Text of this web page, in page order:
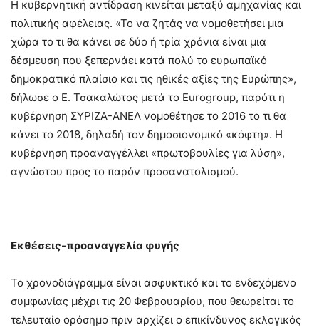
Η κυβερνητική αντίδραση κινείται μεταξύ αμηχανίας και
πολιτικής αφέλειας. «Το να ζητάς να νομοθετήσει μια
χώρα το τι θα κάνει σε δύο ή τρία χρόνια είναι μια
δέσμευση που ξεπερνάει κατά πολύ το ευρωπαϊκό
δημοκρατικό πλαίσιο και τις ηθικές αξίες της Ευρώπης»,
δήλωσε ο Ε. Τσακαλώτος μετά το Eurogroup, παρότι η
κυβέρνηση ΣΥΡΙΖΑ-ΑΝΕΛ νομοθέτησε το 2016 το τι θα
κάνει το 2018, δηλαδή τον δημοσιονομικό «κόφτη». Η
κυβέρνηση προαναγγέλλει «πρωτοβουλίες για λύση»,
αγνώστου προς το παρόν προσανατολισμού.
Εκθέσεις-προαναγγελία φυγής
Το χρονοδιάγραμμα είναι ασφυκτικό και το ενδεχόμενο
συμφωνίας μέχρι τις 20 Φεβρουαρίου, που θεωρείται το
τελευταίο ορόσημο πριν αρχίζει ο επικίνδυνος εκλογικός